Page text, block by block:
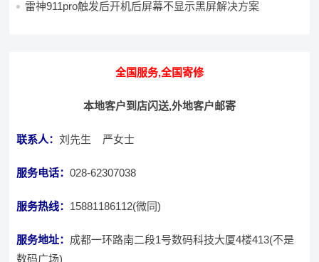
雷神911pro触发后开机后屏幕不显示黑屏解决方案
全国服务,全国寄修
本地客户到店闪送,外地客户邮寄
联系人：刘先生 严女士
服务电话：028-62307038
服务热线： 15881186112(微同)
服务地址： 成都一环路南二段1号数码科技大厦4楼413(不是
数码广场)